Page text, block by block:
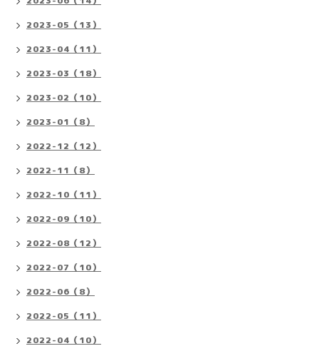
2023-05（13）
2023-04（11）
2023-03（18）
2023-02（10）
2023-01（8）
2022-12（12）
2022-11（8）
2022-10（11）
2022-09（10）
2022-08（12）
2022-07（10）
2022-06（8）
2022-05（11）
2022-04（10）